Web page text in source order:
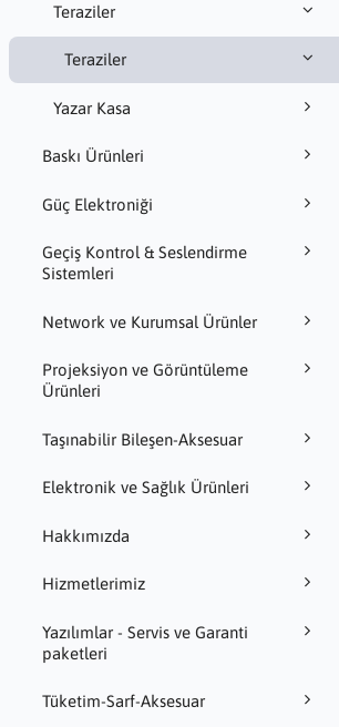
Teraziler
Teraziler
Yazar Kasa
Baskı Ürünleri
Güç Elektroniği
Geçiş Kontrol & Seslendirme
Sistemleri
Network ve Kurumsal Ürünler
Projeksiyon ve Görüntüleme
Ürünleri
Taşınabilir Bileşen-Aksesuar
Elektronik ve Sağlık Ürünleri
Hakkımızda
Hizmetlerimiz
Yazılımlar - Servis ve Garanti
paketleri
Tüketim-Sarf-Aksesuar